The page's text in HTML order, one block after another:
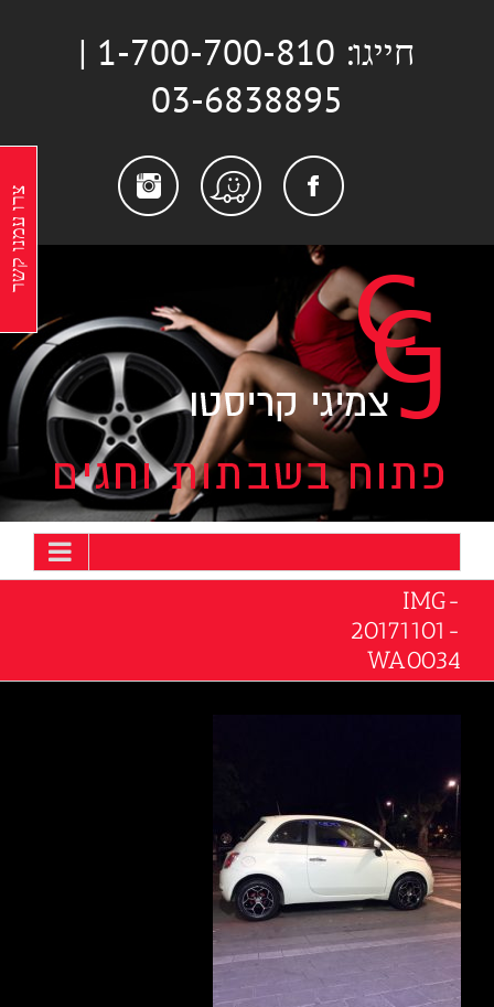
חייגו: 1-700-700-810 |
03-6838895
Facebook
Waze
IMG-
20171101-
WA0034
צרו עמנו קשר